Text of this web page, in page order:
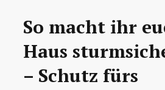
So macht ihr
Haus
– Schutz fürs